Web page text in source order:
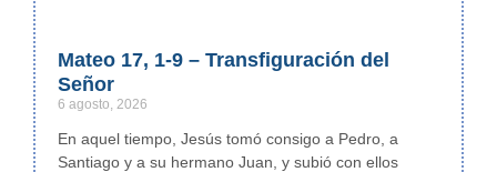
Mateo 17, 1-9 – Transfiguración del
Señor
6 agosto, 2026
En aquel tiempo, Jesús tomó consigo a Pedro, a
Santiago y a su hermano Juan, y subió con ellos